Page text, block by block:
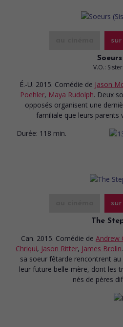
Soeurs
V.O.:
É.-U. 2015. Comédie de Jason
Poehler, Maya Rudolph. Deux
opposés organisent une
familiale que leurs parents
Durée: 118 min.
The
Can. 2015. Comédie de Andrew
Chriqui, Jason Ritter, James Brolin
sa soeur fêtarde rencontrent
leur future belle-mère, dont les
nés de pères